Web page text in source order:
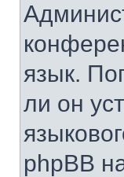
язык.
ли он
phpBB